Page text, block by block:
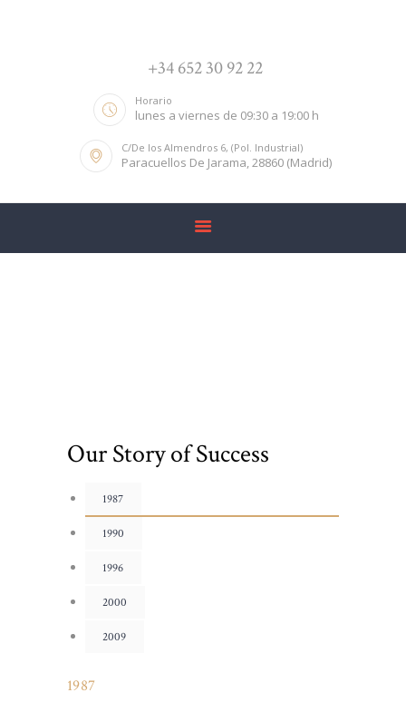
+34 652 30 92 22
Horario
lunes a viernes de 09:30 a 19:00 h
C/De los Almendros 6, (Pol. Industrial)
Paracuellos De Jarama, 28860 (Madrid)
NOTICIAS
CONTACTO
Our Story of Success
1987
1990
1996
2000
2009
1987